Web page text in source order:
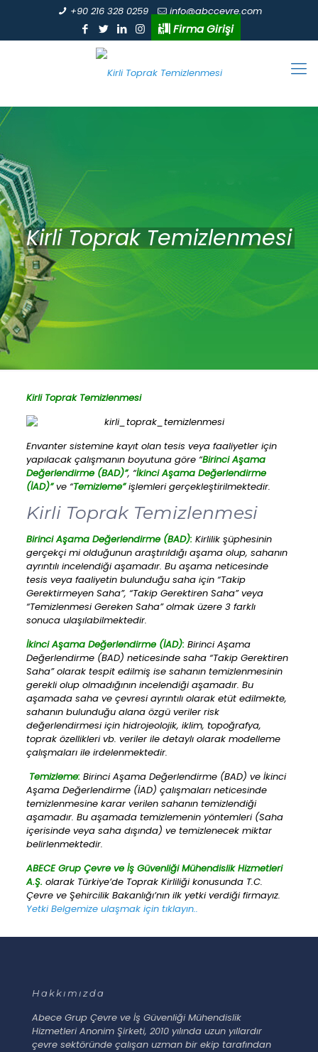
+90 216 328 0259 info@abccevre.com
Firma Girişi
Kirli Toprak Temizlenmesi
Kirli Toprak Temizlenmesi
Envanter sistemine kayıt olan tesis veya faaliyetler için
yapılacak çalışmanın boyutuna göre “Birinci Aşama
Değerlendirme (BAD)”, “İkinci Aşama Değerlendirme
(İAD)”ve “Temizleme”işlemleri gerçekleştirilmektedir.
Kirli Toprak Temizlenmesi
Birinci Aşama Değerlendirme (BAD): Kirlilik şüphesinin
gerçekçi mi olduğunun araştırıldığı aşama olup, sahanın
ayrıntılı incelendiği aşamadır. Bu aşama neticesinde
tesis veya faaliyetin bulunduğu saha için “Takip
Gerektirmeyen Saha”, “Takip Gerektiren Saha” veya
“Temizlenmesi Gereken Saha” olmak üzere 3 farklı
sonuca ulaşılabilmektedir.
İkinci Aşama Değerlendirme (İAD): Birinci Aşama
Değerlendirme (BAD) neticesinde saha “Takip Gerektiren
Saha” olarak tespit edilmiş ise sahanın temizlenmesinin
gerekli olup olmadığının incelendiği aşamadır. Bu
aşamada saha ve çevresi ayrıntılı olarak etüt edilmekte,
sahanın bulunduğu alana özgü veriler risk
değerlendirmesi için hidrojeolojik, iklim, topoğrafya,
toprak özellikleri vb. veriler ile detaylı olarak modelleme
çalışmaları ile irdelenmektedir.
Temizleme: Birinci Aşama Değerlendirme (BAD) ve İkinci
Aşama Değerlendirme (İAD) çalışmaları neticesinde
temizlenmesine karar verilen sahanın temizlendiği
aşamadır. Bu aşamada temizlemenin yöntemleri (Saha
içerisinde veya saha dışında) ve temizlenecek miktar
belirlenmektedir.
ABECE Grup Çevre ve İş Güvenliği Mühendislik Hizmetleri
A.Ş. olarak Türkiye’de Toprak Kirliliği konusunda T.C.
Çevre ve Şehircilik Bakanlığı’nın ilk yetki verdiği firmayız.
Yetki Belgemize ulaşmak için tıklayın..
Hakkımızda
Abece Grup Çevre ve İş Güvenliği Mühendislik
Hizmetleri Anonim Şirketi, 2010 yılında uzun yıllardır
çevre sektöründe çalışan uzman bir ekip tarafından